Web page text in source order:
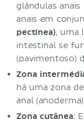
glândulas anais
anais em
pectínea), uma
intestinal se
(pavimentoso)
Zona
há uma zona
anal
Zona cutânea: